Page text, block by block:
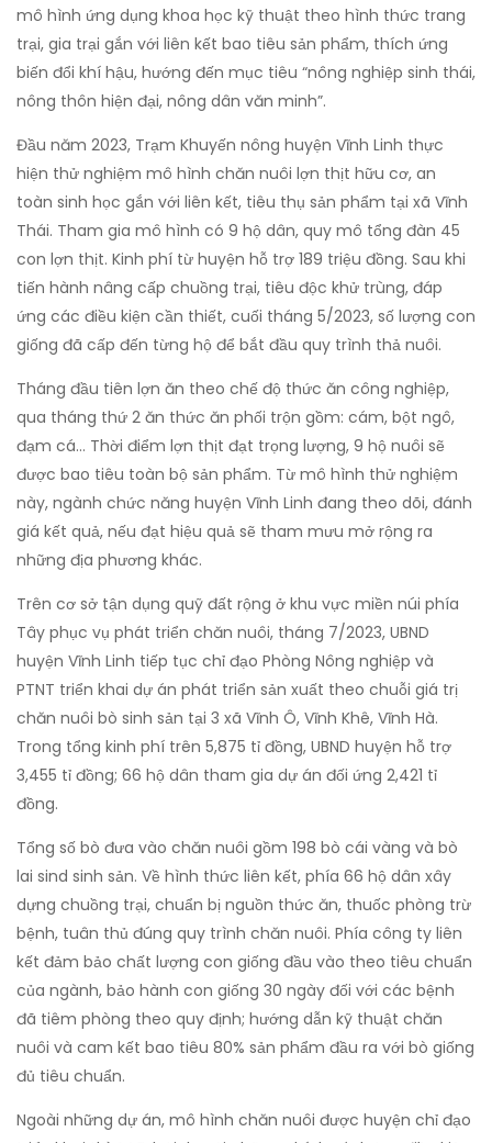
mô hình ứng dụng khoa học kỹ thuật theo hình thức trang
trại, gia trại gắn với liên kết bao tiêu sản phẩm, thích ứng
biến đổi khí hậu, hướng đến mục tiêu “nông nghiệp sinh thái,
nông thôn hiện đại, nông dân văn minh”.
Đầu năm 2023, Trạm Khuyến nông huyện Vĩnh Linh thực
hiện thử nghiệm mô hình chăn nuôi lợn thịt hữu cơ, an
toàn sinh học gắn với liên kết, tiêu thụ sản phẩm tại xã Vĩnh
Thái. Tham gia mô hình có 9 hộ dân, quy mô tổng đàn 45
con lợn thịt. Kinh phí từ huyện hỗ trợ 189 triệu đồng. Sau khi
tiến hành nâng cấp chuồng trại, tiêu độc khử trùng, đáp
ứng các điều kiện cần thiết, cuối tháng 5/2023, số lượng con
giống đã cấp đến từng hộ để bắt đầu quy trình thả nuôi.
Tháng đầu tiên lợn ăn theo chế độ thức ăn công nghiệp,
qua tháng thứ 2 ăn thức ăn phối trộn gồm: cám, bột ngô,
đạm cá… Thời điểm lợn thịt đạt trọng lượng, 9 hộ nuôi sẽ
được bao tiêu toàn bộ sản phẩm. Từ mô hình thử nghiệm
này, ngành chức năng huyện Vĩnh Linh đang theo dõi, đánh
giá kết quả, nếu đạt hiệu quả sẽ tham mưu mở rộng ra
những địa phương khác.
Trên cơ sở tận dụng quỹ đất rộng ở khu vực miền núi phía
Tây phục vụ phát triển chăn nuôi, tháng 7/2023, UBND
huyện Vĩnh Linh tiếp tục chỉ đạo Phòng Nông nghiệp và
PTNT triển khai dự án phát triển sản xuất theo chuỗi giá trị
chăn nuôi bò sinh sản tại 3 xã Vĩnh Ô, Vĩnh Khê, Vĩnh Hà.
Trong tổng kinh phí trên 5,875 tỉ đồng, UBND huyện hỗ trợ
3,455 tỉ đồng; 66 hộ dân tham gia dự án đối ứng 2,421 tỉ
đồng.
Tổng số bò đưa vào chăn nuôi gồm 198 bò cái vàng và bò
lai sind sinh sản. Về hình thức liên kết, phía 66 hộ dân xây
dựng chuồng trại, chuẩn bị nguồn thức ăn, thuốc phòng trừ
bệnh, tuân thủ đúng quy trình chăn nuôi. Phía công ty liên
kết đảm bảo chất lượng con giống đầu vào theo tiêu chuẩn
của ngành, bảo hành con giống 30 ngày đối với các bệnh
đã tiêm phòng theo quy định; hướng dẫn kỹ thuật chăn
nuôi và cam kết bao tiêu 80% sản phẩm đầu ra với bò giống
đủ tiêu chuẩn.
Ngoài những dự án, mô hình chăn nuôi được huyện chỉ đạo